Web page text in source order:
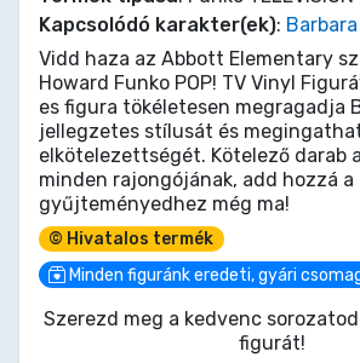
Kapcsolódó karakter(ek):
Vidd haza az Abbott Elementary
Howard Funko POP! TV Vinyl
es figura tökéletesen megragadja
jellegzetes stílusát és
elkötelezettségét. Kötelező darab
minden rajongójának, add hozzá a
gyűjteményedhez még ma!
© Hivatalos termék
Minden figuránk eredeti, gyári
Szerezd meg a kedvenc
figurát!